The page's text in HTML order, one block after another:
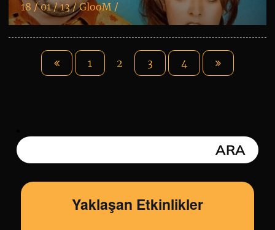
18 / 01 / 13 /GlooM/
K+
1 2 3 4
Yaklaşan Etkinlikler